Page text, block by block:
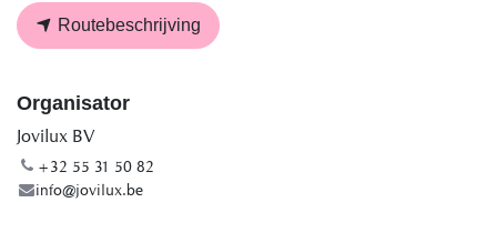
Routebeschrijving
Organisator
Jovilux BV
+32 55 31 50 82
info@jovilux.be